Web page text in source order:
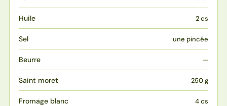
Huile 2 cs
Sel une pincée
Beurre —
Saint moret 250 g
Fromage blanc 4 cs